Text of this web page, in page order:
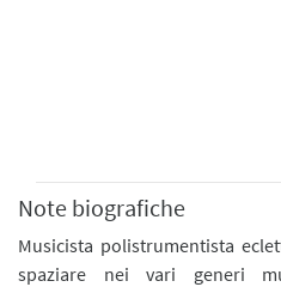
Note biografiche
Musicista polistrumentista
spaziare nei vari generi